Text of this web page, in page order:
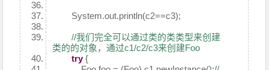
System.out.println(c2==c3);
//我们完全可以通过类的类类型来创建
类的的对象，通过c1/c2/c3来创建Foo
try{